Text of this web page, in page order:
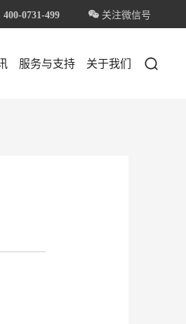
400-0731-499  关注微信号
服务与支持 关于我们 